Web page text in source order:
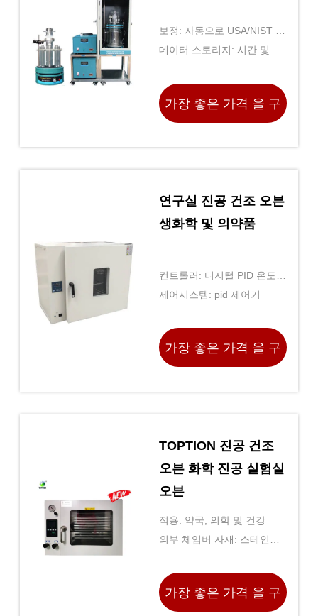
보정: 자동으로 USA/NIST 및
DIN 버퍼를 인식하는 최대 5
데이터 스토리지: 시간 및 날
2000개의 데이터 포인트
가장 좋은 가격 을 구
연구실 진공 건조 오븐
생화학 및 의약품
컨트롤러: 디지털 PID 온도
컨트롤러
제어시스템: pid 제어기
가장 좋은 가격 을 구
TOPTION 진공 건조
오븐 화학 진공 실험실
오븐
적용: 약국, 의학 및 건강
외부 체임버 자재: 스테인레
가장 좋은 가격 을 구